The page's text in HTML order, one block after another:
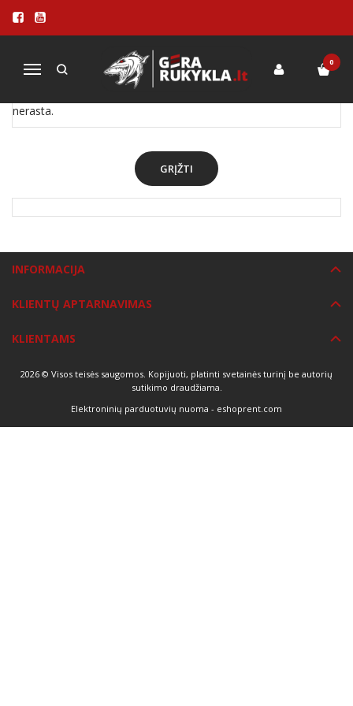
Navigacija
0
PREKIŲ PAIEŠKA - IESMELIAI
Prekių paieška
Atsiprašome, tačiau prekių, kurios atitiktų paieškos kriterijus
nerasta.
GRĮŽTI
INFORMACIJA
KLIENTŲ APTARNAVIMAS
KLIENTAMS
2026 © Visos teisės saugomos. Kopijuoti, platinti svetainės turinį be autorių
sutikimo draudžiama.
Elektroninių parduotuvių nuoma - eshoprent.com